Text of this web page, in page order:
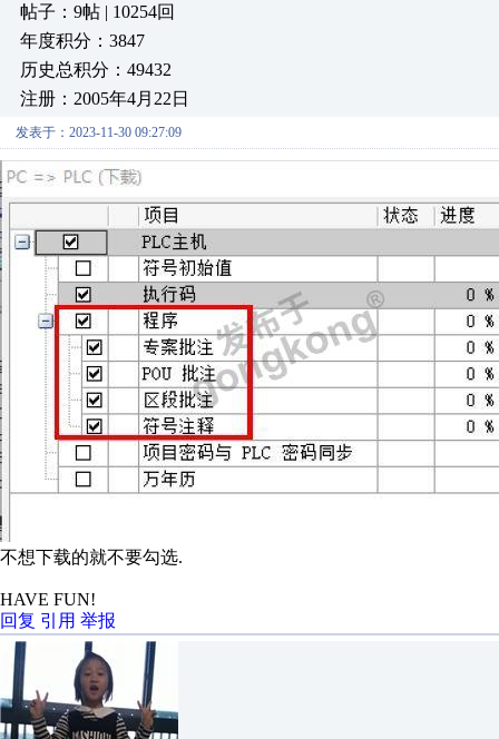
帖子：9帖 | 10254回
年度积分：3847
历史总积分：49432
注册：2005年4月22日
发表于：2023-11-30 09:27:09
不想下载的就不要勾选.
HAVE FUN!
回复 引用 举报